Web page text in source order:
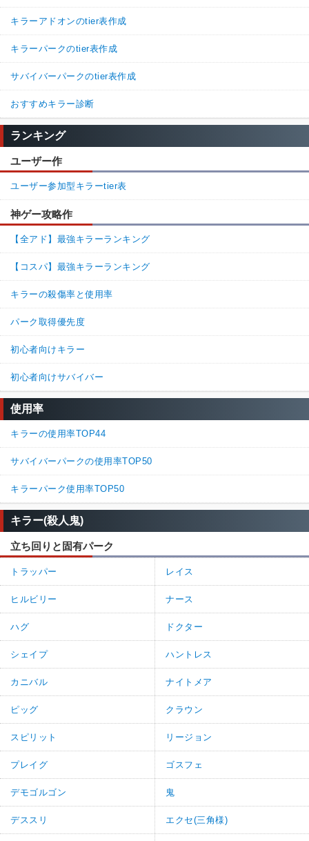
キラーアドオンのtier表作成
キラーパークのtier表作成
サバイバーパークのtier表作成
おすすめキラー診断
ランキング
ユーザー作
ユーザー参加型キラーtier表
神ゲー攻略作
【全アド】最強キラーランキング
【コスパ】最強キラーランキング
キラーの殺傷率と使用率
パーク取得優先度
初心者向けキラー
初心者向けサバイバー
使用率
キラーの使用率TOP44
サバイバーパークの使用率TOP50
キラーパーク使用率TOP50
キラー(殺人鬼)
立ち回りと固有パーク
トラッパー レイス
ヒルビリー ナース
ハグ ドクター
シェイプ ハントレス
カニバル ナイトメア
ピッグ クラウン
スピリット リージョン
プレイグ ゴスフェ
デモゴルゴン 鬼
デススリ エクセ(三角様)